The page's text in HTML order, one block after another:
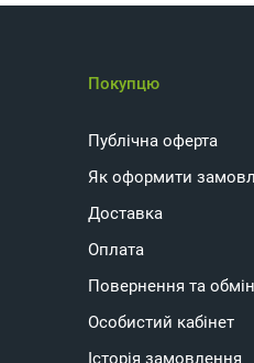
Покупцю
Публічна оферта
Як оформити
Доставка
Оплата
Повернення та обмін
Особистий кабінет
Історія замовлення